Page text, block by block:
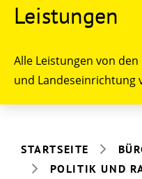
Leistungen
Alle Leistungen von
und Landeseinrichtung
STARTSEITE
POLITIK UND